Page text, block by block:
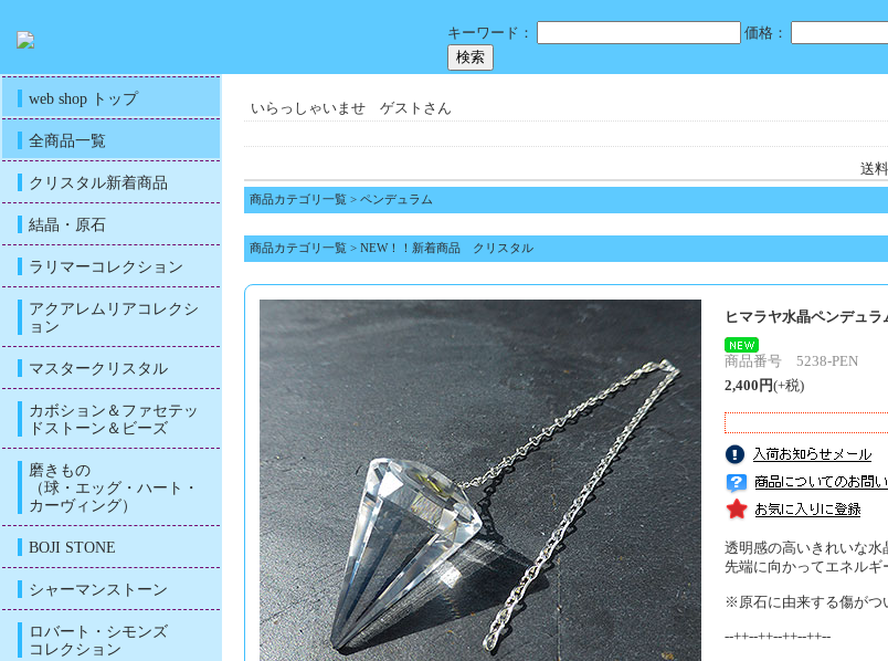
キーワード： 価格：
web shop トップ
全商品一覧
クリスタル新着商品
結晶・原石
ラリマーコレクション
アクアレムリアコレクシ
ョン
マスタークリスタル
カボション＆ファセテッ
ドストーン＆ビーズ
磨きもの
（球・エッグ・ハート・
カーヴィング）
BOJI STONE
シャーマンストーン
ロバート・シモンズ
コレクション
いらっしゃいませ ゲストさん
送
商品カテゴリ一覧 > ペンデュラム
商品カテゴリ一覧 > NEW！！新着商品 クリスタル
ヒマラヤ水晶ペンデュラ
商品番号 5238-PEN
2,400円(+税)
透明感の高いきれいな水
先端に向かってエネルギ
※原石に由来する傷がつ
--++--++--++--++--